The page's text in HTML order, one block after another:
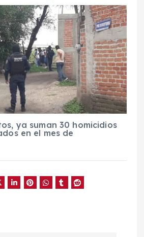
ya suman 30 homicidios
en el mes de